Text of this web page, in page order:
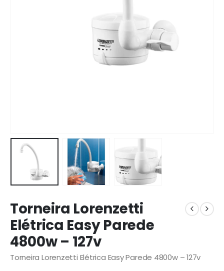
Torneira Lorenzetti
Elétrica Easy Parede
4800w – 127v
Torneira Lorenzetti Elétrica Easy Parede 4800w – 127v